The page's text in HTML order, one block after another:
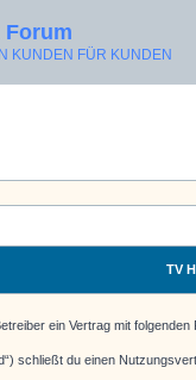
Forum
KUNDEN FÜR KUNDEN
TV
ein Vertrag mit
schließt du einen